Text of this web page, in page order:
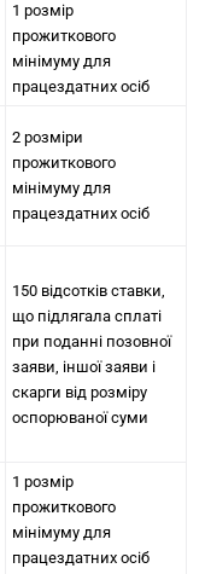
1 розмір
прожиткового
мінімуму для
працездатних осіб
2 розміри
прожиткового
мінімуму для
працездатних осіб
150 відсотків ставки,
що підлягала сплаті
при поданні позовної
заяви, іншої заяви і
скарги від розміру
оспорюваної суми
1 розмір
прожиткового
мінімуму для
працездатних осіб